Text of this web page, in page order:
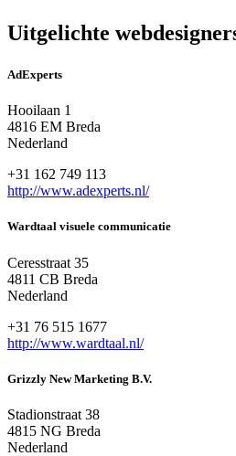
Uitgelichte
AdExperts
Hooilaan 1
4816 EM Breda
Nederland
+31 162 749 113
http://www.adexperts.nl/
Wardtaal visuele communicatie
Ceresstraat 35
4811 CB Breda
Nederland
+31 76 515 1677
http://www.wardtaal.nl/
Grizzly New Marketing B.V.
Stadionstraat 38
4815 NG Breda
Nederland